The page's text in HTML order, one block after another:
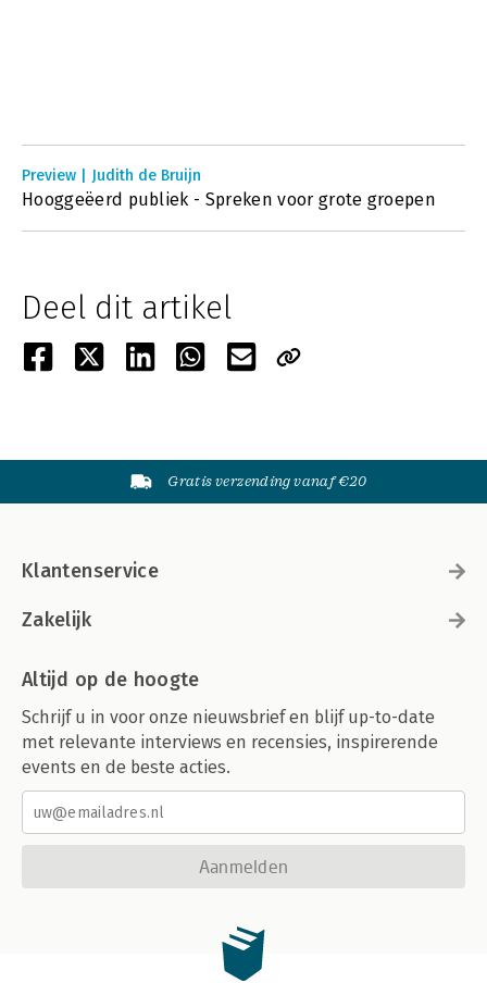
Preview | Judith de Bruijn
Hooggeëerd publiek - Spreken voor grote groepen
Deel dit artikel
Gratis verzending vanaf €20
Klantenservice
Zakelijk
Altijd op de hoogte
Schrijf u in voor onze nieuwsbrief en blijf up-to-date
met relevante interviews en recensies, inspirerende
events en de beste acties.
Aanmelden